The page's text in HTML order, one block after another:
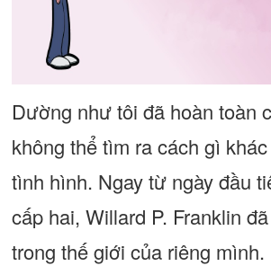
Dường như tôi đã hoàn toàn
không thể tìm ra cách gì
tình hình. Ngay từ ngày đầu
cấp hai, Willard P. Franklin
trong thế giới của riêng